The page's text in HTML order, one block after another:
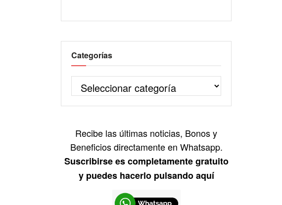
Categorías
Recibe las últimas noticias, Bonos y
Beneficios directamente en Whatsapp.
Suscribirse es completamente gratuito
y puedes hacerlo pulsando aquí